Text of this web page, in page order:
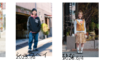
シュウヘイ
2023.1/8 ひな
2026.6/4